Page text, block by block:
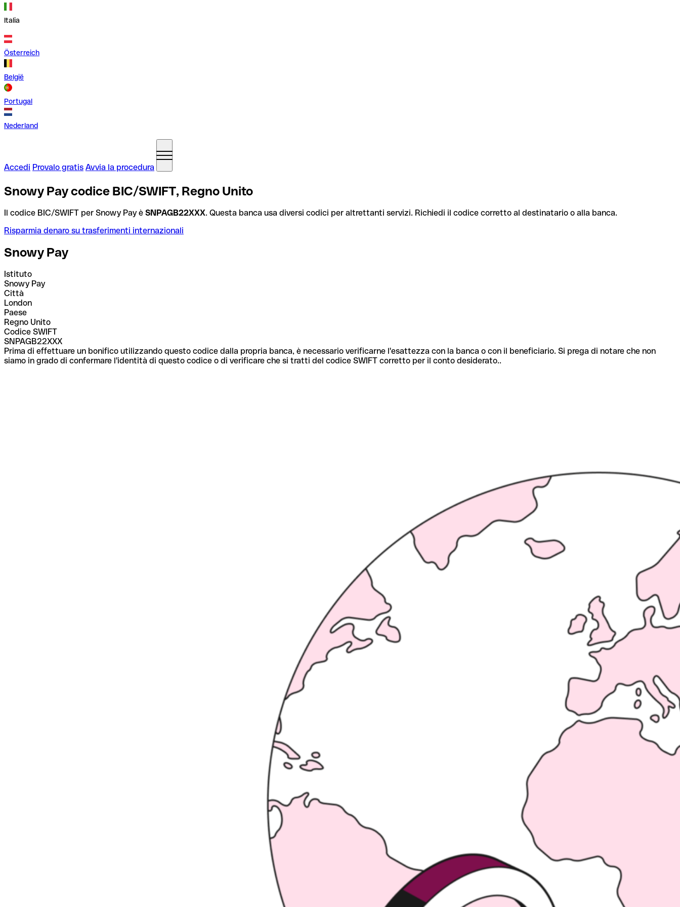
Italia
Österreich
België
Portugal
Nederland
Accedi Provalo gratis Avvia la procedura
Snowy Pay codice BIC/SWIFT, Regno Unito
Il codice BIC/SWIFT per Snowy Pay è SNPAGB22XXX. Questa banca usa diversi codici per altrettanti servizi. Richiedi il codice corretto al destinatario o alla banca.
Risparmia denaro su trasferimenti internazionali
Snowy Pay
Istituto
Snowy Pay
Città
London
Paese
Regno Unito
Codice SWIFT
SNPAGB22XXX
Prima di effettuare un bonifico utilizzando questo codice dalla propria banca, è necessario verificarne l'esattezza con la banca o con il beneficiario. Si prega di notare che non
siamo in grado di confermare l'identità di questo codice o di verificare che si tratti del codice SWIFT corretto per il conto desiderato..